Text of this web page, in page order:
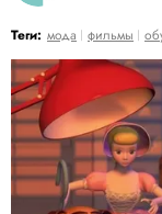
Теги: мода фильмы